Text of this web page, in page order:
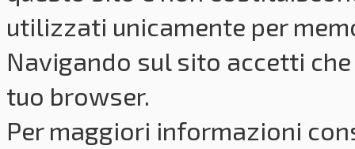
utilizzati unicamente per
Navigando sul sito accetti
tuo browser.
Per maggiori informazioni